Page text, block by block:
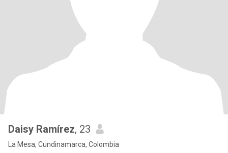
Daisy Ramírez, 23
La Mesa, Cundinamarca, Colombia